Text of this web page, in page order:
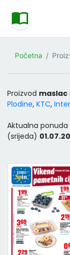
Početna
Proizvod maslac
Plodine, KTC,
Aktualna ponuda
(srijeda)